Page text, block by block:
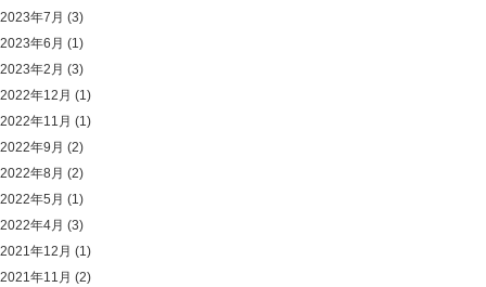
2023年7月 (3)
2023年6月 (1)
2023年2月 (3)
2022年12月 (1)
2022年11月 (1)
2022年9月 (2)
2022年8月 (2)
2022年5月 (1)
2022年4月 (3)
2021年12月 (1)
2021年11月 (2)